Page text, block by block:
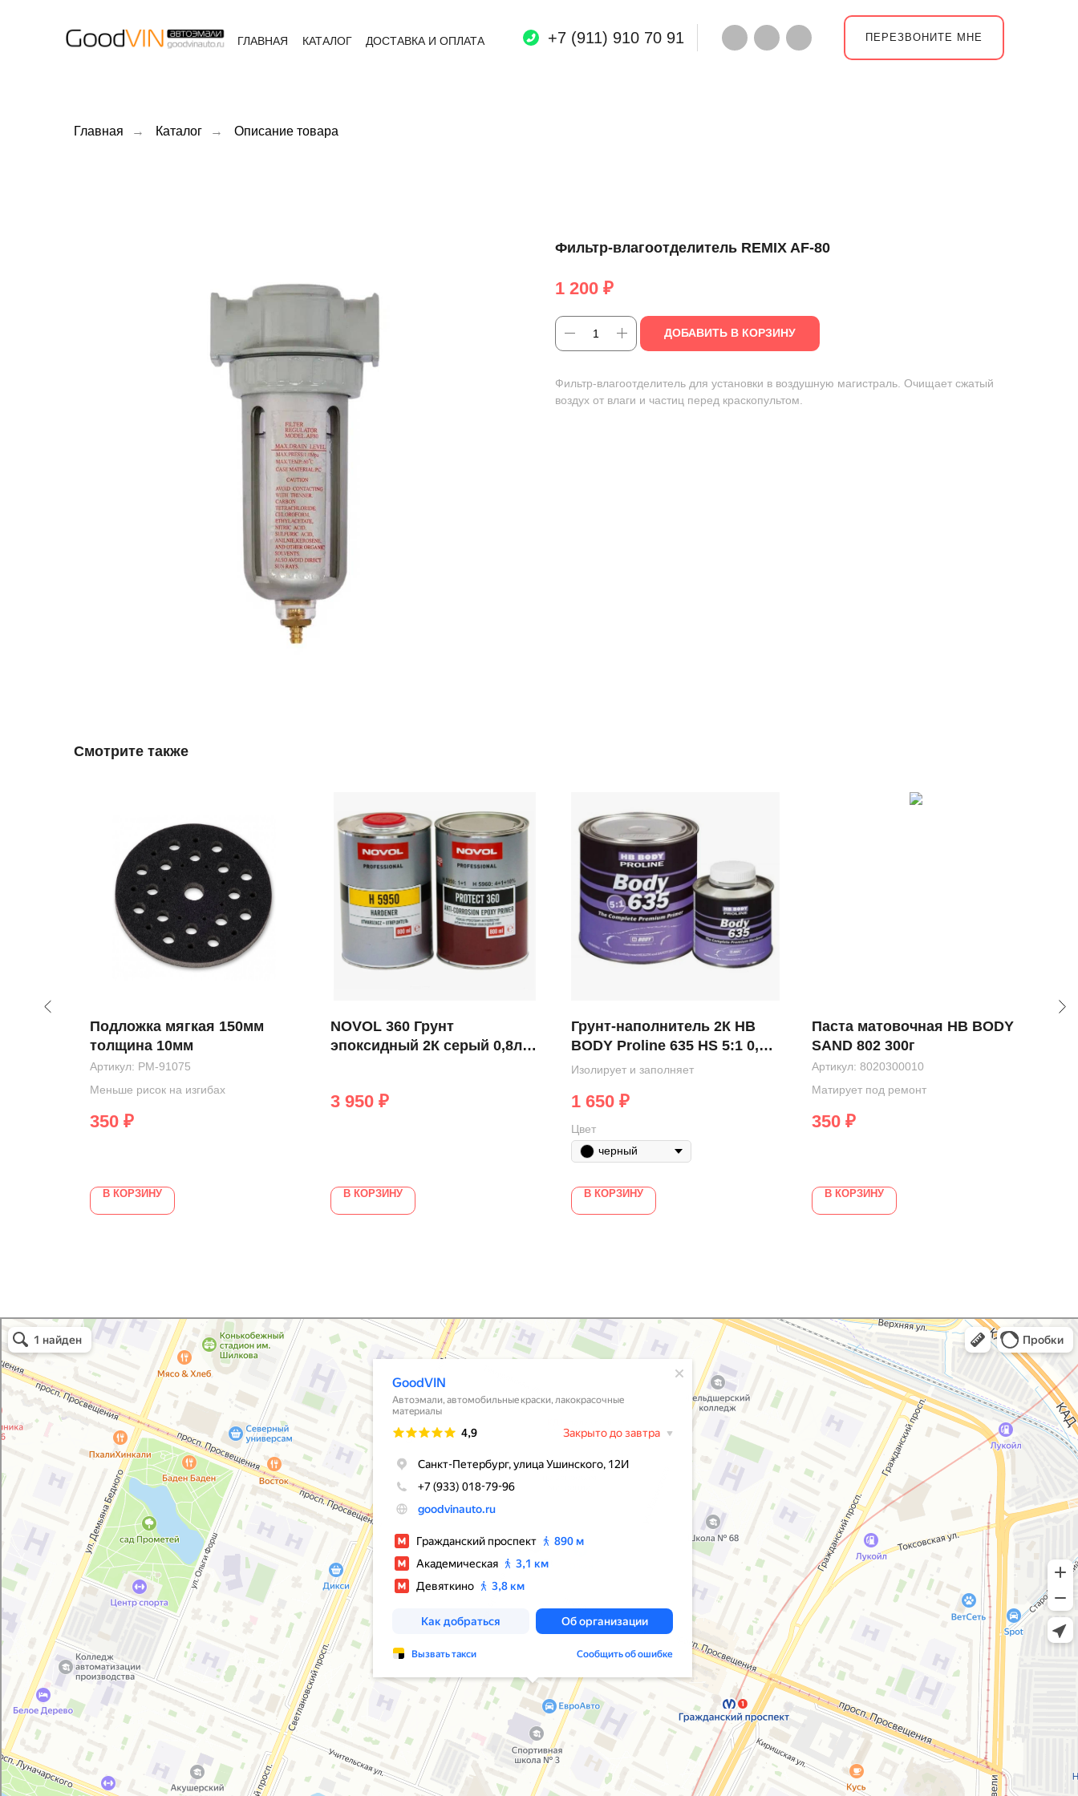
ПЕРЕЗВОНИТЕ МНЕ
+7 (911) 910 70 91
ГЛАВНАЯ КАТАЛОГ ДОСТАВКА И ОПЛАТА
Главная → Каталог → Описание товара
Фильтр-влагоотделитель REMIX AF-80
1 200 ₽
ДОБАВИТЬ В КОРЗИНУ
Фильтр-влагоотделитель для установки в воздушную магистраль. Очищает сжатый
воздух от влаги и частиц перед краскопультом.
Смотрите также
Подложка мягкая 150мм
толщина 10мм
Артикул: РМ-91075
Меньше рисок на изгибах
350 ₽
В КОРЗИНУ
NOVOL 360 Грунт
эпоксидный 2К серый 0,8л
3 950 ₽
В КОРЗИНУ
Грунт-наполнитель 2К HB
BODY Proline 635 HS 5:1 0,8л
+ 0,16л
Изолирует и заполняет
1 650 ₽
Цвет
черный
В КОРЗИНУ
Паста матовочная HB BODY
SAND 802 300г
Артикул: 8020300010
Матирует под ремонт
350 ₽
В КОРЗИНУ
GoodVIN
Автоэмали, автомобильные краски в Санкт‑Петербурге
Лакокрасочные материалы в Санкт‑Петербурге